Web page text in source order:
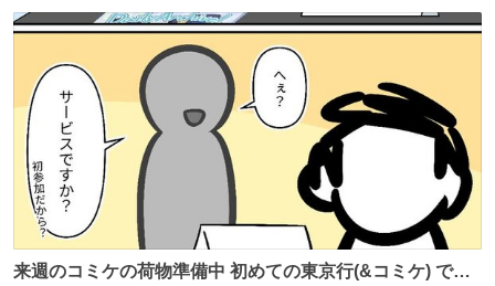
ト
数
来週のコミケの荷物準備中 初めての東京行(&コミケ) です